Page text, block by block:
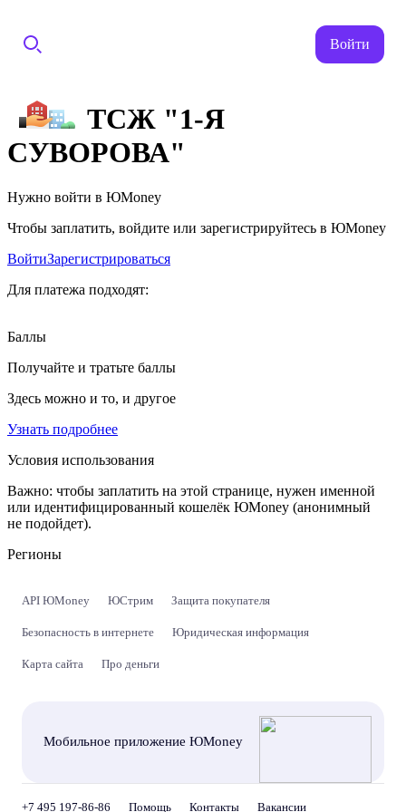
Войти
ТСЖ "1-Я
СУВОРОВА"
Нужно войти в ЮMoney
Чтобы заплатить, войдите или зарегистрируйтесь в ЮMoney
ВойтиЗарегистрироваться
Для платежа подходят:
Баллы
Получайте и тратьте баллы
Здесь можно и то, и другое
Узнать подробнее
Условия использования
Важно: чтобы заплатить на этой странице, нужен именной
или идентифицированный кошелёк ЮMoney (анонимный
не подойдет).
Регионы
API ЮMoney ЮСтрим Защита покупателя
Безопасность в интернете Юридическая информация
Карта сайта Про деньги
Мобильное приложение ЮMoney
+7 495 197-86-86 Помощь Контакты Вакансии